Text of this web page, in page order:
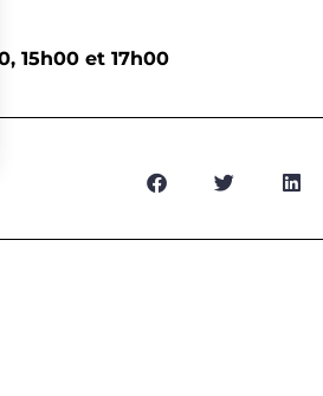
de confidentialité, en
15h00 et 17h00